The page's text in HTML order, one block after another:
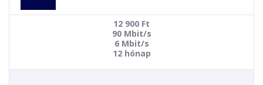
12 900 Ft
90 Mbit/s
6 Mbit/s
12 hónap